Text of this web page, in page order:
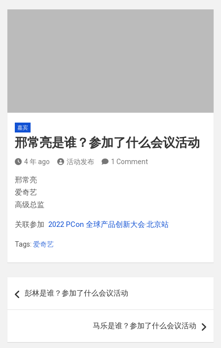
嘉宾
邢常亮是谁？参加了什么会议活动
4 年 ago 活动发布 1 Comment
邢常亮
爱奇艺
高级总监
关联参加 2022 PCon 全球产品创新大会·北京站
Tags: 爱奇艺
章
彭林是谁？参加了什么会议活动
马乐是谁？参加了什么会议活动